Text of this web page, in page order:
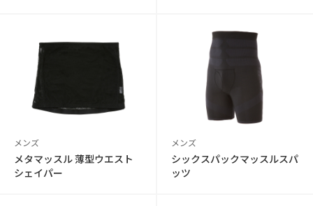
メンズ
メタマッスル 薄型ウエスト
シェイパー
メンズ
シックスパックマッスルスパ
ッツ